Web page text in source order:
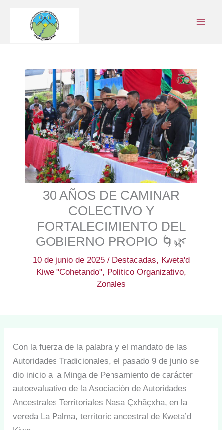
contenido
30 AÑOS DE CAMINAR
COLECTIVO Y
FORTALECIMIENTO DEL
GOBIERNO PROPIO 🌀🌿
10 de junio de 2025 / Destacadas, Kweta'd
Kiwe "Cohetando", Politico Organizativo,
Zonales
Con la fuerza de la palabra y el mandato de las
Autoridades Tradicionales, el pasado 9 de junio se
dio inicio a la Minga de Pensamiento de carácter
autoevaluativo de la Asociación de Autoridades
Ancestrales Territoriales Nasa Çxhãçxha, en la
vereda La Palma, territorio ancestral de Kweta’d